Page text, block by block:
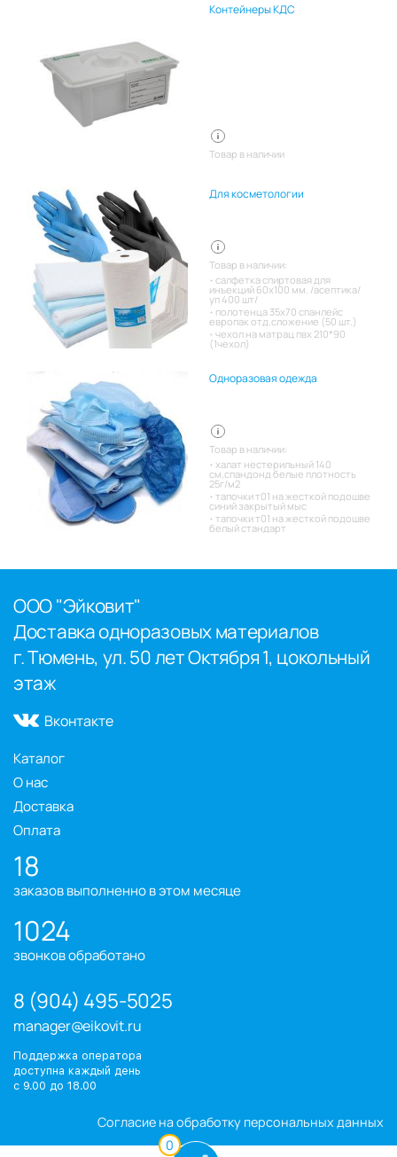
Контейнеры КДС
Товар в наличии
Для косметологии
Товар в наличии:
салфетка спиртовая для
инъекций 60х100 мм. /асептика/
уп 400 шт/
полотенца 35х70 спанлейс
европак отд.сложение (50 шт.)
чехол на матрац пвх 210*90
(1чехол)
Одноразовая одежда
Товар в наличии:
халат нестерильный 140
см,спандонд белые плотность
25г/м2
тапочки т01 на жесткой подошве
синий закрытый мыс
тапочки т01 на жесткой подошве
белый стандарт
ООО "Эйковит"
Доставка одноразовых материалов
г. Тюмень, ул. 50 лет Октября 1, цокольный
этаж
Вконтакте
Каталог
О нас
Доставка
Оплата
18
заказов выполненно в этом месяце
1024
звонков обработано
8 (904) 495-5025
manager@eikovit.ru
Поддержка оператора
доступна каждый день
с 9.00 до 18.00
Согласие на обработку персональных данных
0